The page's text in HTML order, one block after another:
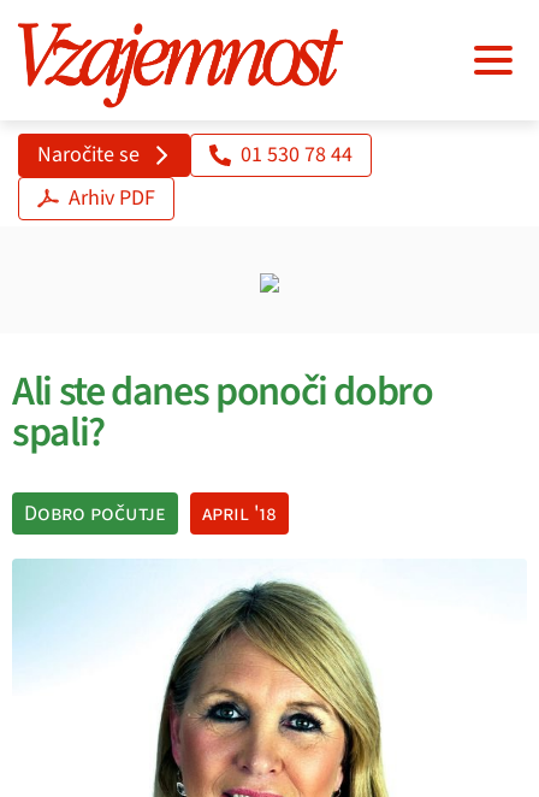
Naročite se
01 530 78 44
Arhiv PDF
Ali ste danes ponoči dobro
spali?
Dobro počutje april '18